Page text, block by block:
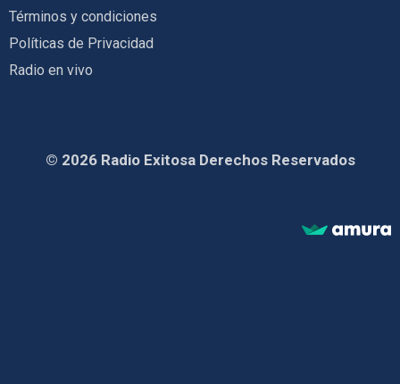
Términos y condiciones
Políticas de Privacidad
Radio en vivo
© 2026 Radio Exitosa Derechos Reservados